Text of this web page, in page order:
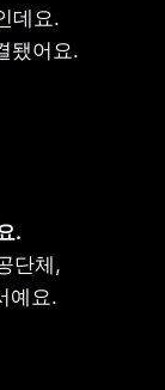
데요.
됐어요.
단체,
예요.